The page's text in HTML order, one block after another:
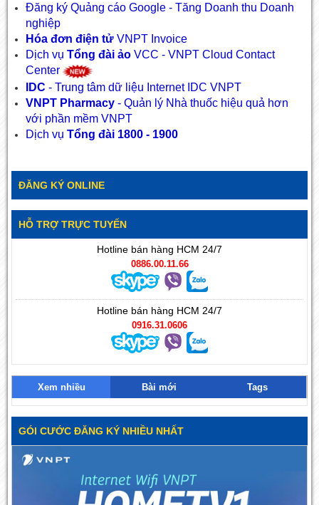
Đăng ký Quảng cáo Google - Tăng Doanh thu Doanh
nghiệp
Hóa đơn điện tửVNPT Invoice
Dịch vụTổng đài ảo VCC - VNPT Cloud Contact
Center
IDC - Trung tâm dữ liệu Internet IDC VNPT
VNPT Pharmacy - Quản lý Nhà thuốc hiệu quả hơn
với phần mềm VNPT
Dịch vụ Tổng đài 1800 - 1900
ĐĂNG KÝ ONLINE
HỖ TRỢ TRỰC TUYẾN
Hotline bán hàng HCM 24/7
0886.00.11.66
Hotline bán hàng HCM 24/7
0916.31.0606
Xem nhiều Bài mới Tags
GÓI CƯỚC ĐĂNG KÝ NHIỀU NHẤT